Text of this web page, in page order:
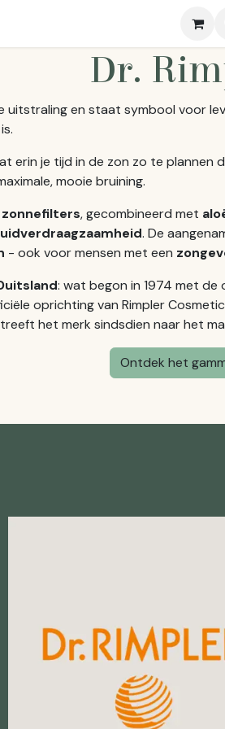
Dr.
en staat symbool voor
is.
erin je tijd in de zon zo te plannen
mooie bruining.
zonnefilters, gecombineerd met
. De
- ook voor mensen met een
: wat begon in 1974 met
oprichting van Rimpler
het merk sindsdien naar het
Ontdek het